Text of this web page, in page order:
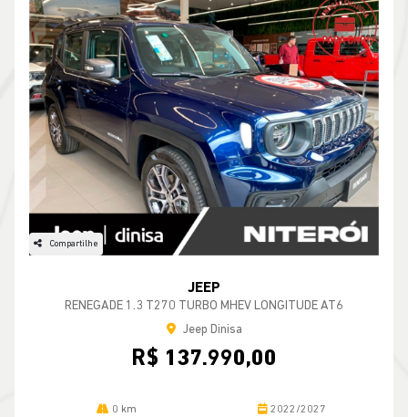
Compartilhe
JEEP
RENEGADE 1.3 T270 TURBO MHEV LONGITUDE AT6
Jeep Dinisa
R$ 137.990,00
0 km 2022/2027